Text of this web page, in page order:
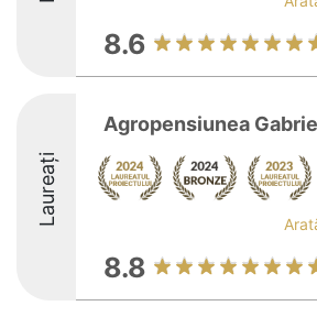
8.6
Laureați
Agropensiunea
8.8